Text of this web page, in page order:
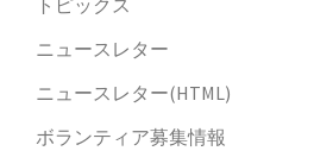
トピックス
ニュースレター
ニュースレター(HTML)
ボランティア募集情報